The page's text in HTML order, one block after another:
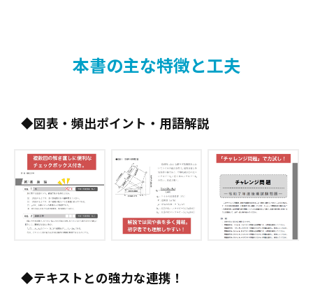
本書の主な特徴と工夫
図表・頻出ポイント・用語解説
テキストとの強力な連携！